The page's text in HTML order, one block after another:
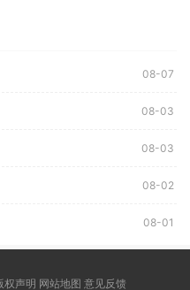
08-07
08-03
08-03
08-02
08-01
声明 网站地图 意见反馈